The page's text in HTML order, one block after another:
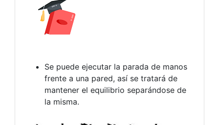
Se puede ejecutar la parada de manos
frente a una pared, así se tratará de
mantener el equilibrio separándose de
la misma.